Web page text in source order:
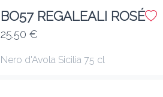
BO57 REGALEALI ROSÉ
25.50 €
Nero d'Avola Sicilia 75 cl